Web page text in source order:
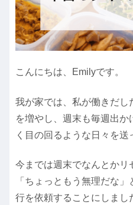
こんにちは、Emilyです。
我が家では、私が働きだ
を増やし、週末も毎週出
く目の回るような日々を送
今までは週末でなんとかリ
「ちょっともう無理だな
行を依頼することにしまし